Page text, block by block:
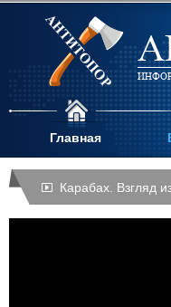
Главная
Карабах. Взгляд